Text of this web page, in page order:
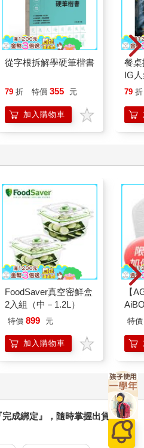
從字根拆解學硬筆楷書
79 折 特價 355 元
加入購物車
餐
IG
上攝
79 折
FoodSaver真空密鮮盒
2入組（中－1.2L）
特價 899 元
加入購物車
【
盒
特價
成綁定』，隨時掌握出貨動